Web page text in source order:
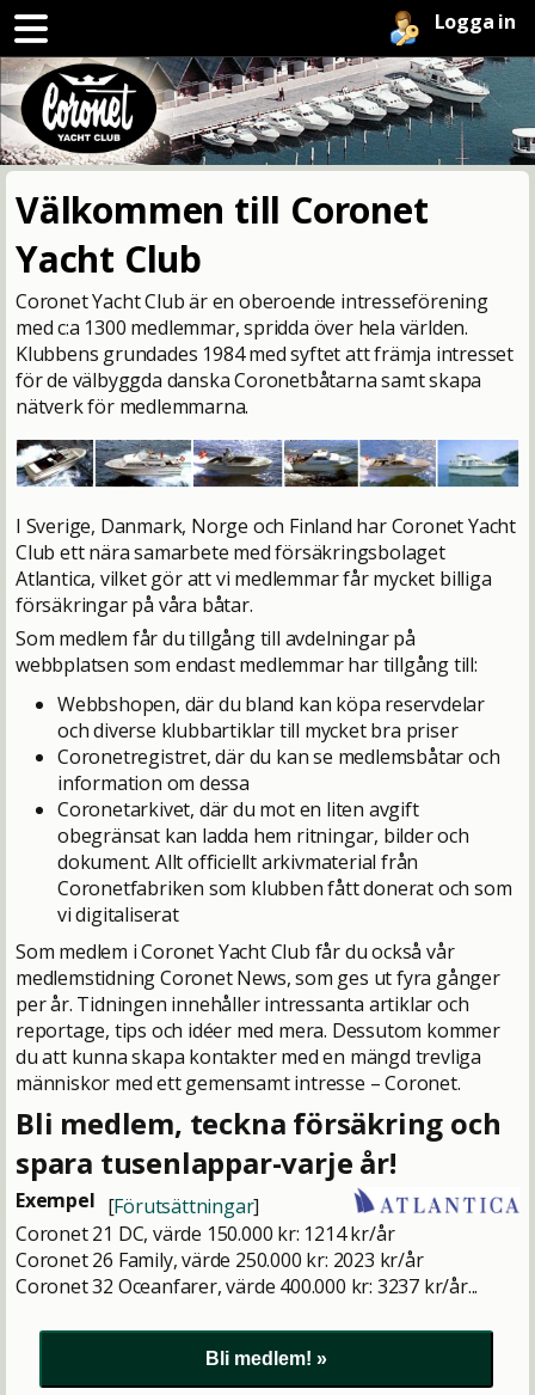
Logga in
Välkommen till Coronet
Yacht Club
Coronet Yacht Club är en oberoende intresseförening
med c:a 1300 medlemmar, spridda över hela världen.
Klubbens grundades 1984 med syftet att främja intresset
för de välbyggda danska Coronetbåtarna samt skapa
nätverk för medlemmarna.
I Sverige, Danmark, Norge och Finland har Coronet Yacht
Club ett nära samarbete med försäkringsbolaget
Atlantica, vilket gör att vi medlemmar får mycket billiga
försäkringar på våra båtar.
Som medlem får du tillgång till avdelningar på
webbplatsen som endast medlemmar har tillgång till:
Webbshopen, där du bland kan köpa reservdelar
och diverse klubbartiklar till mycket bra priser
Coronetregistret, där du kan se medlemsbåtar och
information om dessa
Coronetarkivet, där du mot en liten avgift
obegränsat kan ladda hem ritningar, bilder och
dokument. Allt officiellt arkivmaterial från
Coronetfabriken som klubben fått donerat och som
vi digitaliserat
Som medlem i Coronet Yacht Club får du också vår
medlemstidning Coronet News, som ges ut fyra gånger
per år. Tidningen innehåller intressanta artiklar och
reportage, tips och idéer med mera. Dessutom kommer
du att kunna skapa kontakter med en mängd trevliga
människor med ett gemensamt intresse – Coronet.
Bli medlem, teckna försäkring och
spara tusenlappar-varje år!
Exempel [Förutsättningar]
Coronet 21 DC, värde 150.000 kr: 1214 kr/år
Coronet 26 Family, värde 250.000 kr: 2023 kr/år
Coronet 32 Oceanfarer, värde 400.000 kr: 3237 kr/år...